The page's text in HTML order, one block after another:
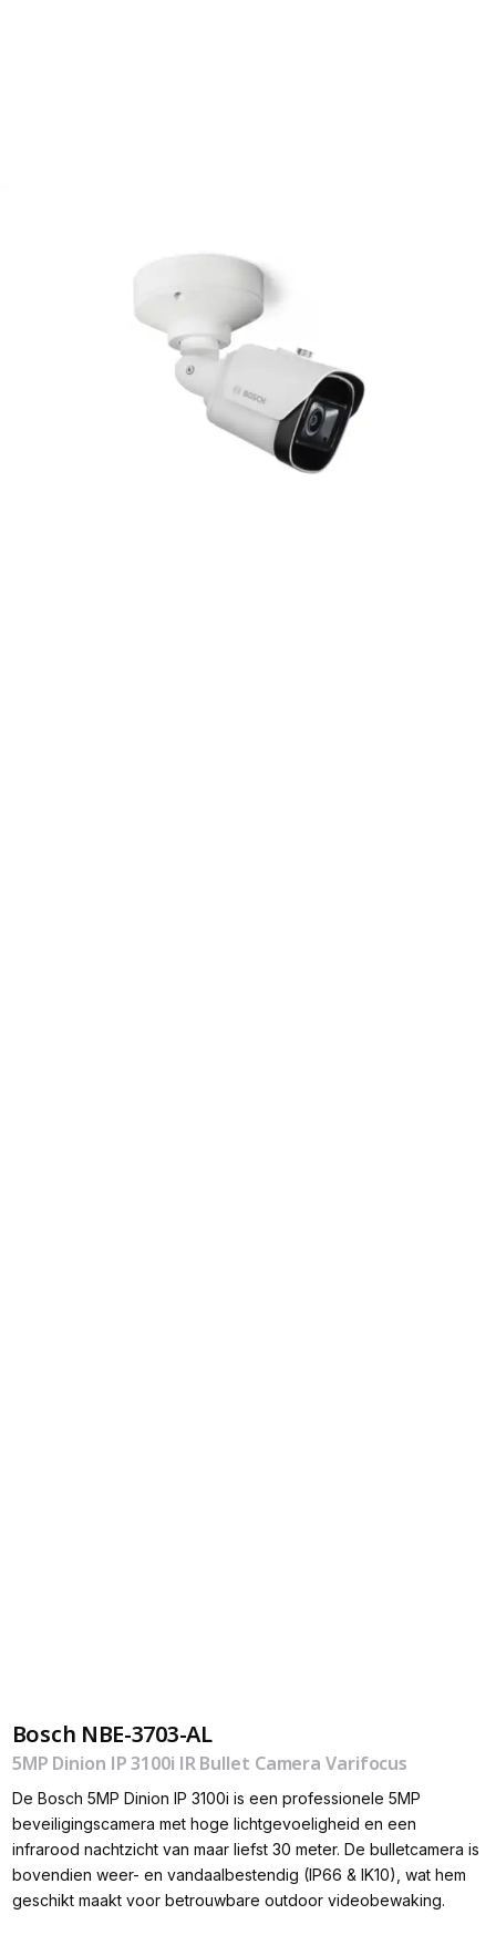
Bosch NBE-3703-AL
5MP Dinion IP 3100i IR Bullet Camera Varifocus
De Bosch 5MP Dinion IP 3100i is een professionele 5MP
beveiligingscamera met hoge lichtgevoeligheid en een
infrarood nachtzicht van maar liefst 30 meter. De bulletcamera is
bovendien weer- en vandaalbestendig (IP66 & IK10), wat hem
geschikt maakt voor betrouwbare outdoor videobewaking.